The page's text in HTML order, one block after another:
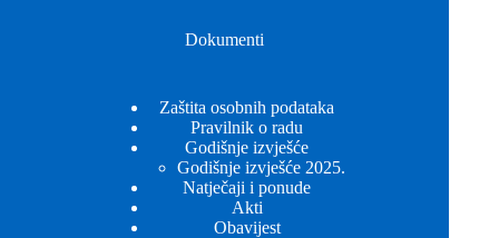
Dokumenti
Zaštita osobnih podataka
Pravilnik o radu
Godišnje izvješće
Godišnje izvješće 2025.
Natječaji i ponude
Akti
Obavijest